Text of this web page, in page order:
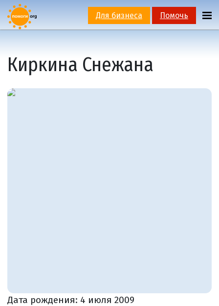
Для бизнеса Помочь
Киркина Снежана
Дата рождения: 4 июля 2009